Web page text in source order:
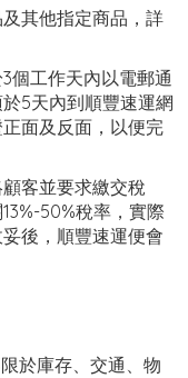
其他指定商品，詳
個工作天內以電郵通
5天內到順豐速運網
面及反面，以便完
客並要求繳交稅
50%稅率，實際
後，順豐速運便會
於庫存、交通、物